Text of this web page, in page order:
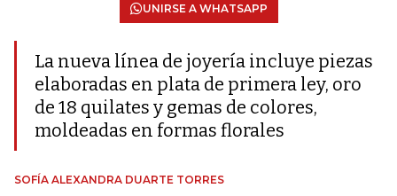
UNIRSE A WHATSAPP
La nueva línea de joyería incluye piezas
elaboradas en plata de primera ley, oro
de 18 quilates y gemas de colores,
moldeadas en formas florales
SOFÍA ALEXANDRA DUARTE TORRES